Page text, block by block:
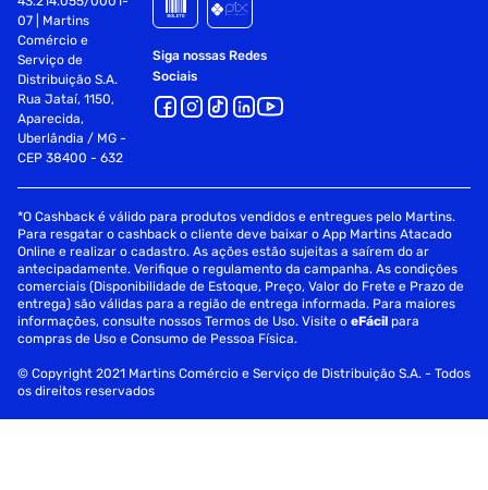
Ean: 7898632474725
Características Adicionais:
O Esfoliante Morango Labotrat possui extrato natural da
fruta, que deixa a pele mais aveludada
pele e seu aspecto
Indicado para pessoas com sinais de envelhecimento, pele
flácida e com cicatrizes
Para efeito mais eficaz, recomenda-se uso combinado com
a Argila Rosa Labotrat
07 | Martins
Comércio e
Serviço de
Distribuição S.A.
Rua Jataí, 1150,
Aparecida,
Uberlândia / MG -
CEP 38400 - 632
Siga nossas Redes
Sociais
*O Cashback é válido para produtos vendidos e entregues pelo Martins.
Para resgatar o cashback o cliente deve baixar o App Martins Atacado
Online e realizar o cadastro. As ações estão sujeitas a saírem do ar
antecipadamente. Verifique o regulamento da campanha. As condições
comerciais (Disponibilidade de Estoque, Preço, Valor do Frete e Prazo de
entrega) são válidas para a região de entrega informada. Para maiores
informações, consulte nossos Termos de Uso. Visite oeFácil para
compras de Uso e Consumo de Pessoa Física.
© Copyright 2021 Martins Comércio e Serviço de Distribuição S.A. - Todos
os direitos reservados